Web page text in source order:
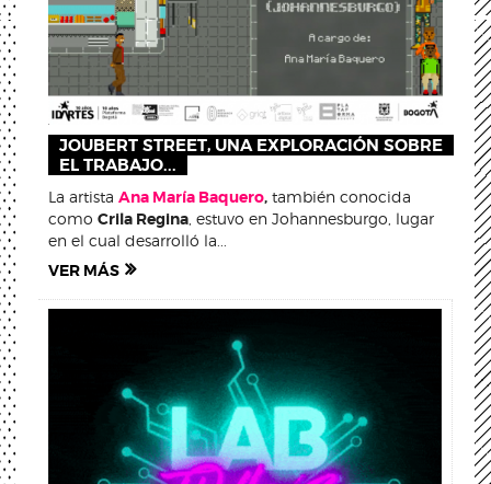
JOUBERT STREET, UNA EXPLORACIÓN SOBRE
EL TRABAJO...
La artista Ana María Baquero,también conocida
como Crila Regina, estuvo en Johannesburgo, lugar
en el cual desarrolló la...
VER MÁS